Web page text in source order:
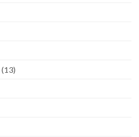
(13)